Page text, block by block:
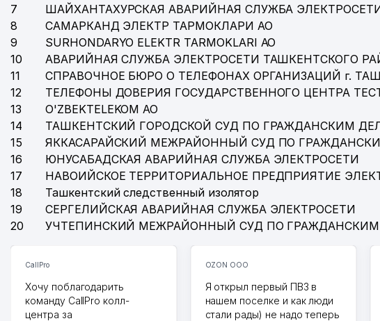
7
ШАЙХАНТАХУРСКАЯ АВАРИЙНАЯ СЛУЖБА
8
САМАРКАНД ЭЛЕКТР ТАРМОКЛАРИ АО
9
SURHONDARYO ELEKTR TARMOKLARI АО
10
АВАРИЙНАЯ СЛУЖБА ЭЛЕКТРОСЕТИ ТАШКЕНТСКОГО
11
СПРАВОЧНОЕ БЮРО О ТЕЛЕФОНАХ ОРГАНИЗАЦИЙ г.
12
ТЕЛЕФОНЫ ДОВЕРИЯ ГОСУДАРСТВЕННОГО ЦЕНТРА
13
O'ZBEKTELEKOM АО
14
ТАШКЕНТСКИЙ ГОРОДСКОЙ СУД ПО ГРАЖДАНСКИМ
15
ЯККАСАРАЙСКИЙ МЕЖРАЙОННЫЙ СУД ПО
16
ЮНУСАБАДСКАЯ АВАРИЙНАЯ СЛУЖБА ЭЛЕКТРОСЕТИ
17
НАВОИЙСКОЕ ТЕРРИТОРИАЛЬНОЕ ПРЕДПРИЯТИЕ
18
Ташкентский следственный изолятор
19
СЕРГЕЛИЙСКАЯ АВАРИЙНАЯ СЛУЖБА ЭЛЕКТРОСЕТИ
20
УЧТЕПИНСКИЙ МЕЖРАЙОННЫЙ СУД ПО
CallPro
Хочу поблагодарить
команду CallPro колл-
центра за
OZON ООО
Я открыл первый ПВЗ в
нашем поселке и как люди
стали рады) не надо теперь